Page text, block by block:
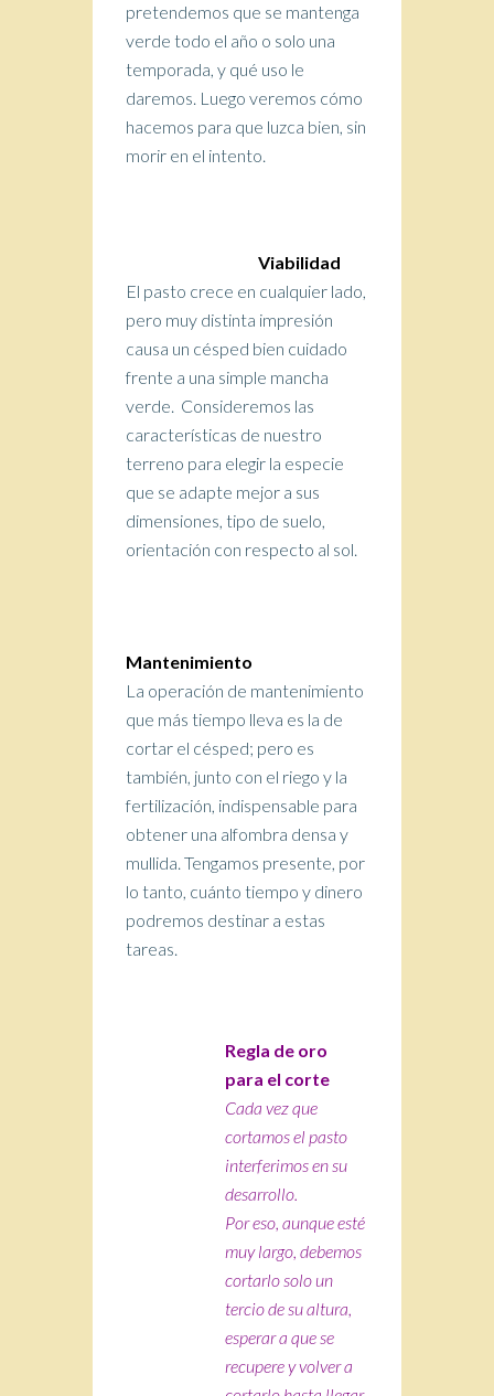
pretendemos que se mantenga
verde todo el año o solo una
temporada, y qué uso le
daremos. Luego veremos cómo
hacemos para que luzca bien, sin
morir en el intento.
Viabilidad
El pasto crece en cualquier lado,
pero muy distinta impresión
causa un césped bien cuidado
frente a una simple mancha
verde. Consideremos las
características de nuestro
terreno para elegir la especie
que se adapte mejor a sus
dimensiones, tipo de suelo,
orientación con respecto al sol.
Mantenimiento
La operación de mantenimiento
que más tiempo lleva es la de
cortar el césped; pero es
también, junto con el riego y la
fertilización, indispensable para
obtener una alfombra densa y
mullida. Tengamos presente, por
lo tanto, cuánto tiempo y dinero
podremos destinar a estas
tareas.
Regla de oro
para el corte
Cada vez que
cortamos el pasto
interferimosen su
desarrollo.
Por eso, aunque esté
muy largo, debemos
cortarlo solo un
tercio de su altura,
esperar a que se
recupere y volver a